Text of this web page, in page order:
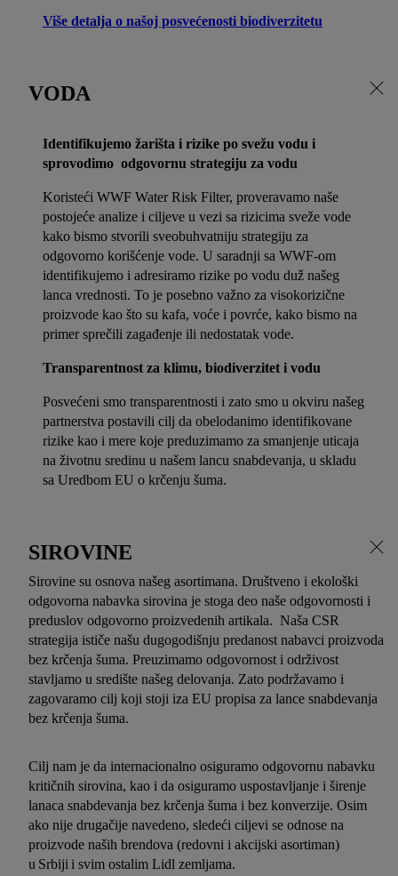
Više detalja o našoj posvećenosti biodiverzitetu
VODA
Identifikujemo žarišta i rizike po svežu vodu i
sprovodimo odgovornu strategiju za vodu
Koristeći WWF Water Risk Filter, proveravamo naše
postojeće analize i ciljeve u vezi sa rizicima sveže vode
kako bismo stvorili sveobuhvatniju strategiju za
odgovorno korišćenje vode. U saradnji sa WWF-om
identifikujemo i adresiramo rizike po vodu duž našeg
lanca vrednosti. To je posebno važno za visokorizične
proizvode kao što su kafa, voće i povrće, kako bismo na
primer sprečili zagađenje ili nedostatak vode.
Transparentnost za klimu, biodiverzitet i vodu
Posvećeni smo transparentnosti i zato smo u okviru našeg
partnerstva postavili cilj da obelodanimo identifikovane
rizike kao i mere koje preduzimamo za smanjenje uticaja
na životnu sredinu u našem lancu snabdevanja, u skladu
sa Uredbom EU o krčenju šuma.
SIROVINE
Sirovine su osnova našeg asortimana. Društveno i ekološki
odgovorna nabavka sirovina je stoga deo naše odgovornosti i
preduslov odgovorno proizvedenih artikala. Naša CSR
strategija ističe našu dugogodišnju predanost nabavci proizvoda
bez krčenja šuma. Preuzimamo odgovornost i održivost
stavljamo u središte našeg delovanja. Zato podržavamo i
zagovaramo cilj koji stoji iza EU propisa za lance snabdevanja
bez krčenja šuma.
Cilj nam je da internacionalno osiguramo odgovornu nabavku
kritičnih sirovina, kao i da osiguramo uspostavljanje i širenje
lanaca snabdevanja bez krčenja šuma i bez konverzije. Osim
ako nije drugačije navedeno, sledeći ciljevi se odnose na
proizvode naših brendova (redovni i akcijski asortiman)
u Srbiji i svim ostalim Lidl zemljama.